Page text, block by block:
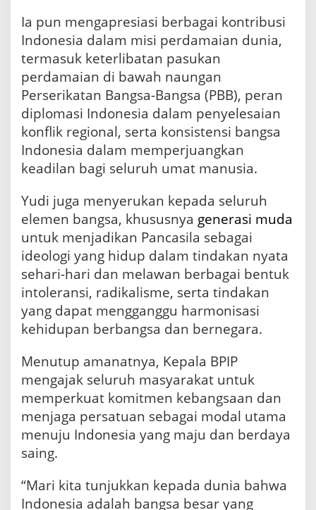
Ia pun mengapresiasi berbagai kontribusi
Indonesia dalam misi perdamaian dunia,
termasuk keterlibatan pasukan
perdamaian di bawah naungan
Perserikatan Bangsa-Bangsa (PBB), peran
diplomasi Indonesia dalam penyelesaian
konflik regional, serta konsistensi bangsa
Indonesia dalam memperjuangkan
keadilan bagi seluruh umat manusia.
Yudi juga menyerukan kepada seluruh
elemen bangsa, khususnya generasi muda
untuk menjadikan Pancasila sebagai
ideologi yang hidup dalam tindakan nyata
sehari-hari dan melawan berbagai bentuk
intoleransi, radikalisme, serta tindakan
yang dapat mengganggu harmonisasi
kehidupan berbangsa dan bernegara.
Menutup amanatnya, Kepala BPIP
mengajak seluruh masyarakat untuk
memperkuat komitmen kebangsaan dan
menjaga persatuan sebagai modal utama
menuju Indonesia yang maju dan berdaya
saing.
“Mari kita tunjukkan kepada dunia bahwa
Indonesia adalah bangsa besar yang